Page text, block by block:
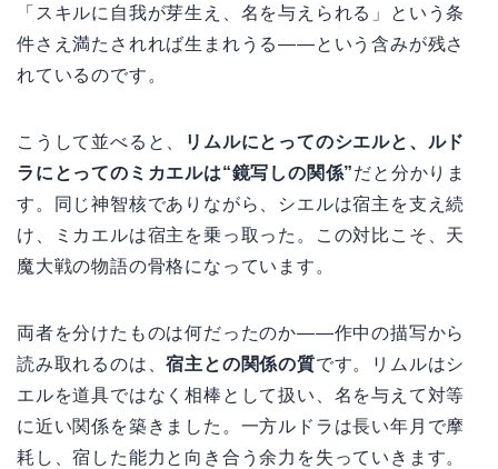
「スキルに自我が芽生え、名を与えられる」という条
件さえ満たされれば生まれうる——という含みが残さ
れているのです。
こうして並べると、
リムルにとってのシエルと、ルド
ラにとってのミカエルは“鏡写しの関係”だと分かりま
す。同じ神智核でありながら、シエルは宿主を支え続
け、ミカエルは宿主を乗っ取った。この対比こそ、天
魔大戦の物語の骨格になっています。
両者を分けたものは何だったのか——作中の描写から
読み取れるのは、宿主との関係の質です。リムルはシ
エルを道具ではなく相棒として扱い、名を与えて対等
に近い関係を築きました。一方ルドラは長い年月で摩
耗し、宿した能力と向き合う余力を失っていきます。